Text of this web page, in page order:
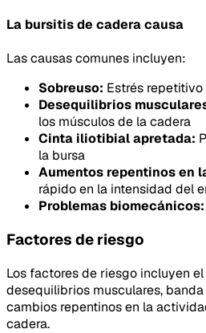
La bursitis de cadera causa
Las causas comunes incluyen:
Sobreuso: Estrés
Desequilibrios
los músculos de la cadera
Cinta iliotibial apretada:
la bursa
Aumentos repentinos en
rápido en la intensidad del
Problemas biomecánicos:
Factores de riesgo
Los factores de riesgo incluyen
desequilibrios musculares,
cambios repentinos en la
cadera.